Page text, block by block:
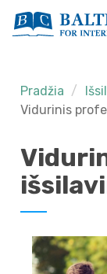
Pradžia
Vidurinis